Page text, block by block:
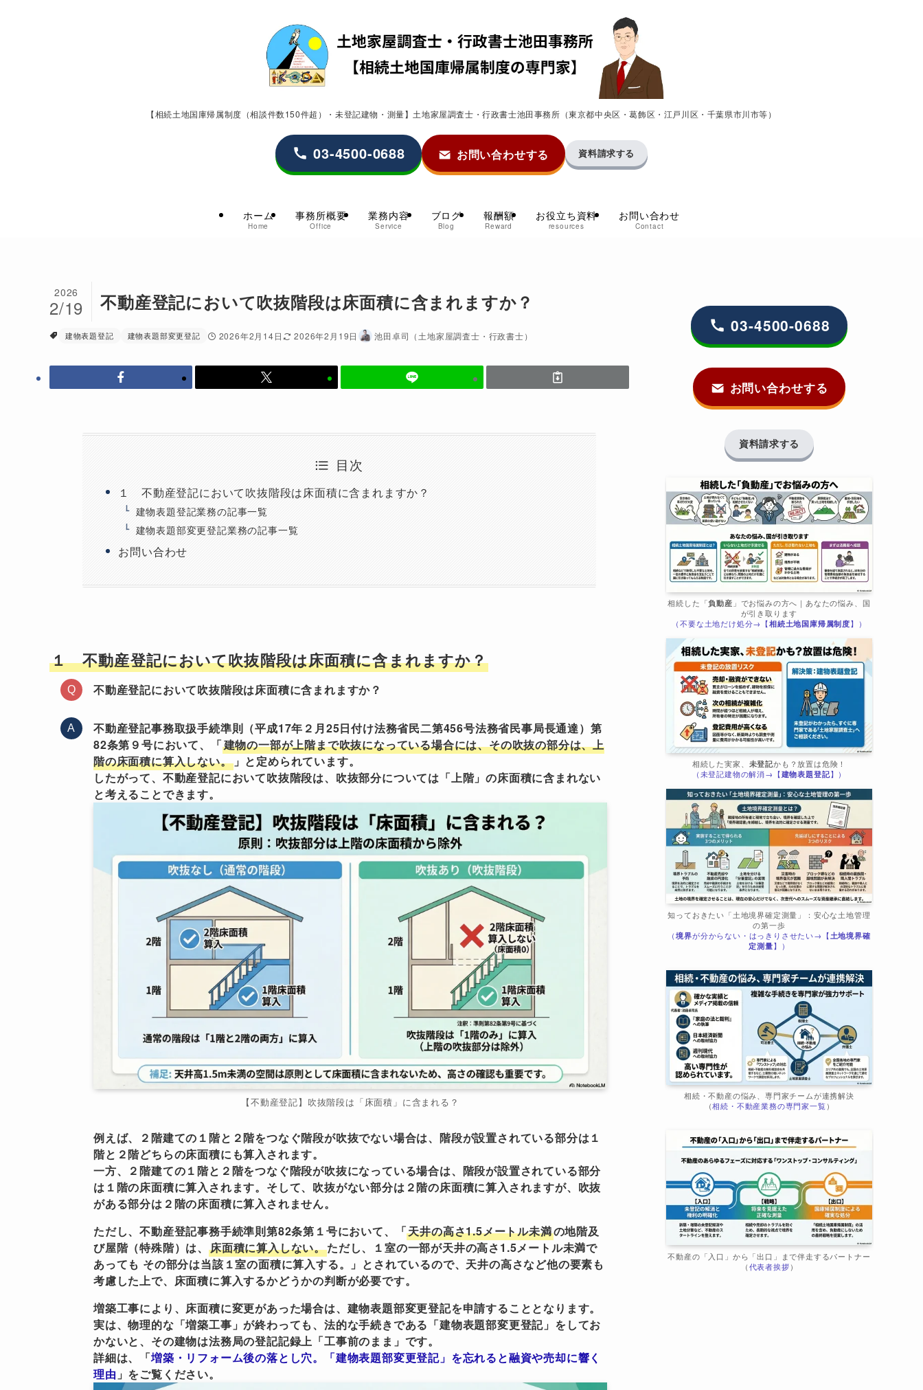
【相続土地国庫帰属制度（相談件数150件超）・未登記建物・測量】土地家屋調査士・行政書士池田事務所（東京都中央区・葛飾区・江戸川区・千葉県市川市等）
ホーム
Home
事務所概要
Office
業務内容
Service
ブログ
Blog
報酬額
Reward
お役立ち資料
resources
お問い合わせ
Contact
03-4500-0688 お問い合わせする 資料請求する
不動産登記において吹抜階段は床面積に含まれますか？
2026
2/19
建物表題登記 建物表題部変更登記 2026年2月14日 2026年2月19日 池田卓司（土地家屋調査士・行政書士）
目次
１ 不動産登記において吹抜階段は床面積に含まれますか？
建物表題登記業務の記事一覧
建物表題部変更登記業務の記事一覧
お問い合わせ
１ 不動産登記において吹抜階段は床面積に含まれますか？
不動産登記において吹抜階段は床面積に含まれますか？
不動産登記事務取扱手続準則（平成17年２月25日付け法務省民二第456号法務省民事局長通達）第
82条第９号において、「建物の一部が上階まで吹抜になっている場合には、その吹抜の部分は、上
階の床面積に算入しない。」と定められています。
したがって、不動産登記において吹抜階段は、吹抜部分については「上階」の床面積に含まれない
と考えることできます。
【不動産登記】吹抜階段は「床面積」に含まれる？
例えば、２階建ての１階と２階をつなぐ階段が吹抜でない場合は、階段が設置されている部分は１
階と２階どちらの床面積にも算入されます。
一方、２階建ての１階と２階をつなぐ階段が吹抜になっている場合は、階段が設置されている部分
は１階の床面積に算入されます。そして、吹抜がない部分は２階の床面積に算入されますが、吹抜
がある部分は２階の床面積に算入されません。
ただし、不動産登記事務手続準則第82条第１号において、「天井の高さ1.5メートル未満の地階及
び屋階（特殊階）は、 床面積に算入しない。ただし、１室の一部が天井の高さ1.5メートル未満で
あっても その部分は当該１室の面積に算入する。」とされているので、天井の高さなど他の要素も
考慮した上で、床面積に算入するかどうかの判断が必要です。
増築工事により、床面積に変更があった場合は、建物表題部変更登記を申請することとなります。
実は、物理的な「増築工事」が終わっても、法的な手続きである「建物表題部変更登記」をしてお
かないと、その建物は法務局の登記記録上「工事前のまま」です。
詳細は、「増築・リフォーム後の落とし穴。「建物表題部変更登記」を忘れると融資や売却に響く
理由 」をご覧ください。
03-4500-0688
お問い合わせする
資料請求する
相続した「負動産 」でお悩みの方へ｜あなたの悩み、国
が引き取ります
（不要な土地だけ処分→【相続土地国庫帰属制度】）
相続した実家、 未登記かも？放置は危険！
（未登記建物の解消→【建物表題登記】）
知っておきたい「土地境界確定測量」：安心な土地管理
の第一歩
（境界が分からない・はっきりさせたい→【土地境界確
定測量】）
相続・不動産の悩み、専門家チームが連携解決
（相続・不動産業務の専門家一覧）
不動産の「入口」から「出口」まで伴走するパートナー
（代表者挨拶）